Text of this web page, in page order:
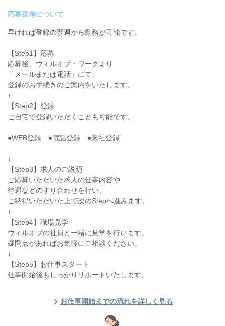
応募選考について
早ければ登録の翌週から勤務が可能です。
【Step1】応募
応募後、ウィルオブ・ワークより
「メールまたは電話」にて、
登録のお手続きのご案内をいたします。
↓
【Step2】登録
ご自宅で登録いただくことも可能です。
●WEB登録 ●電話登録 ●来社登録
↓
【Step3】求人のご説明
ご応募いただいた求人の仕事内容や
待遇などのすり合わせを行い、
ご納得いただいた上で次のStepへ進みます。
↓
【Step4】職場見学
ウィルオブの社員と一緒に見学を行います。
疑問点があればお気軽にご相談ください。
↓
【Step5】お仕事スタート
仕事開始後もしっかりサポートいたします。
お仕事開始までの流れを詳しく見る